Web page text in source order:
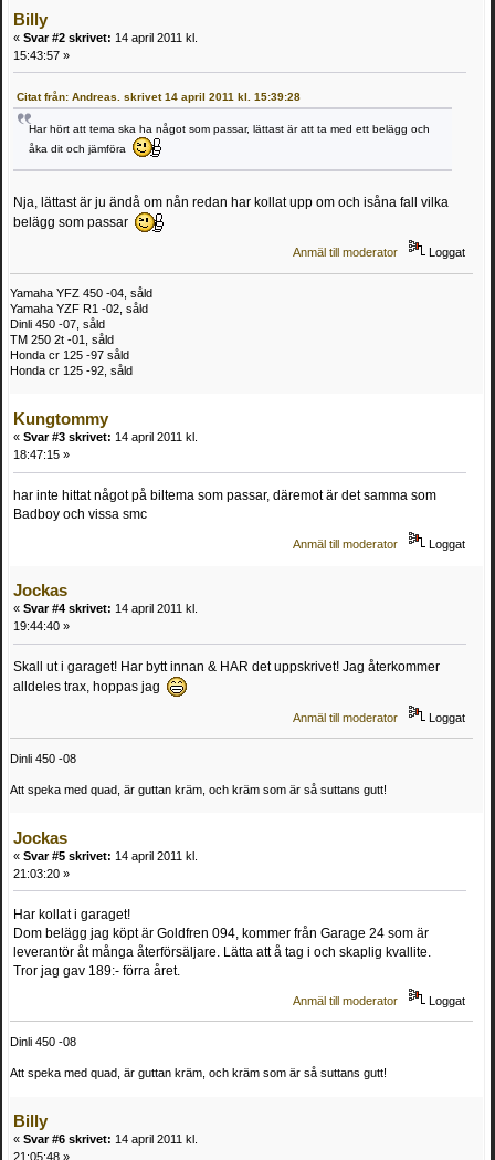
Billy
« Svar #2 skrivet: 14 april 2011 kl.
15:43:57 »
Citat från: Andreas. skrivet 14 april 2011 kl. 15:39:28
Har hört att tema ska ha något som passar, lättast är att ta med ett belägg och
åka dit och jämföra
Nja, lättast är ju ändå om nån redan har kollat upp om och isåna fall vilka
belägg som passar
Anmäl till moderator Loggat
Yamaha YFZ 450 -04, såld
Yamaha YZF R1 -02, såld
Dinli 450 -07, såld
TM 250 2t -01, såld
Honda cr 125 -97 såld
Honda cr 125 -92, såld
Kungtommy
« Svar #3 skrivet: 14 april 2011 kl.
18:47:15 »
har inte hittat något på biltema som passar, däremot är det samma som
Badboy och vissa smc
Anmäl till moderator Loggat
Jockas
« Svar #4 skrivet: 14 april 2011 kl.
19:44:40 »
Skall ut i garaget! Har bytt innan & HAR det uppskrivet! Jag återkommer
alldeles trax, hoppas jag
Anmäl till moderator Loggat
Dinli 450 -08
Att speka med quad, är guttan kräm, och kräm som är så suttans gutt!
Jockas
« Svar #5 skrivet: 14 april 2011 kl.
21:03:20 »
Har kollat i garaget!
Dom belägg jag köpt är Goldfren 094, kommer från Garage 24 som är
leverantör åt många återförsäljare. Lätta att å tag i och skaplig kvallite.
Tror jag gav 189:- förra året.
Anmäl till moderator Loggat
Dinli 450 -08
Att speka med quad, är guttan kräm, och kräm som är så suttans gutt!
Billy
« Svar #6 skrivet: 14 april 2011 kl.
21:05:48 »